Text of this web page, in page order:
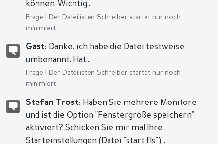
können. Wichtig...
Frage |
Der Dateilisten Schreiber startet nur noch
minimiert
Gast: Danke, ich habe die Datei testweise
umbenannt. Hat...
Frage |
Der Dateilisten Schreiber startet nur noch
minimiert
Stefan Trost: Haben Sie mehrere Monitore
und ist die Option "Fenstergröße speichern"
aktiviert? Schicken Sie mir mal Ihre
Starteinstellungen (Datei "start.fls")...